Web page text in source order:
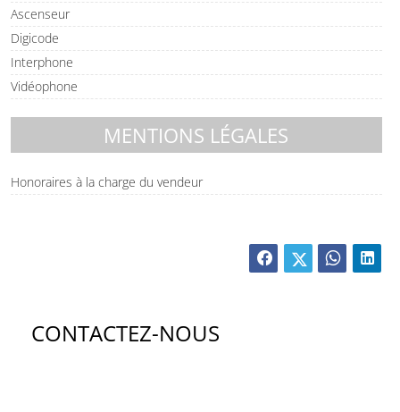
Ascenseur
Digicode
Interphone
Vidéophone
MENTIONS LÉGALES
Honoraires à la charge du vendeur
CONTACTEZ-NOUS